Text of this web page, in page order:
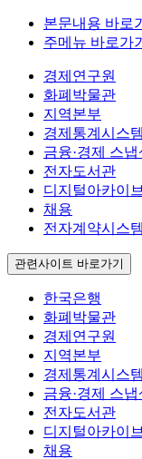
본문내용 바로
주메뉴 바로가기
경제연구원
화폐박물관
지역본부
경제통계시스
금융·경제 스냅
전자도서관
디지털아카이브
채용
전자계약시스템
관련사이트 바로가기
한국은행
화폐박물관
경제연구원
지역본부
경제통계시스
금융·경제 스냅
전자도서관
디지털아카이브
채용